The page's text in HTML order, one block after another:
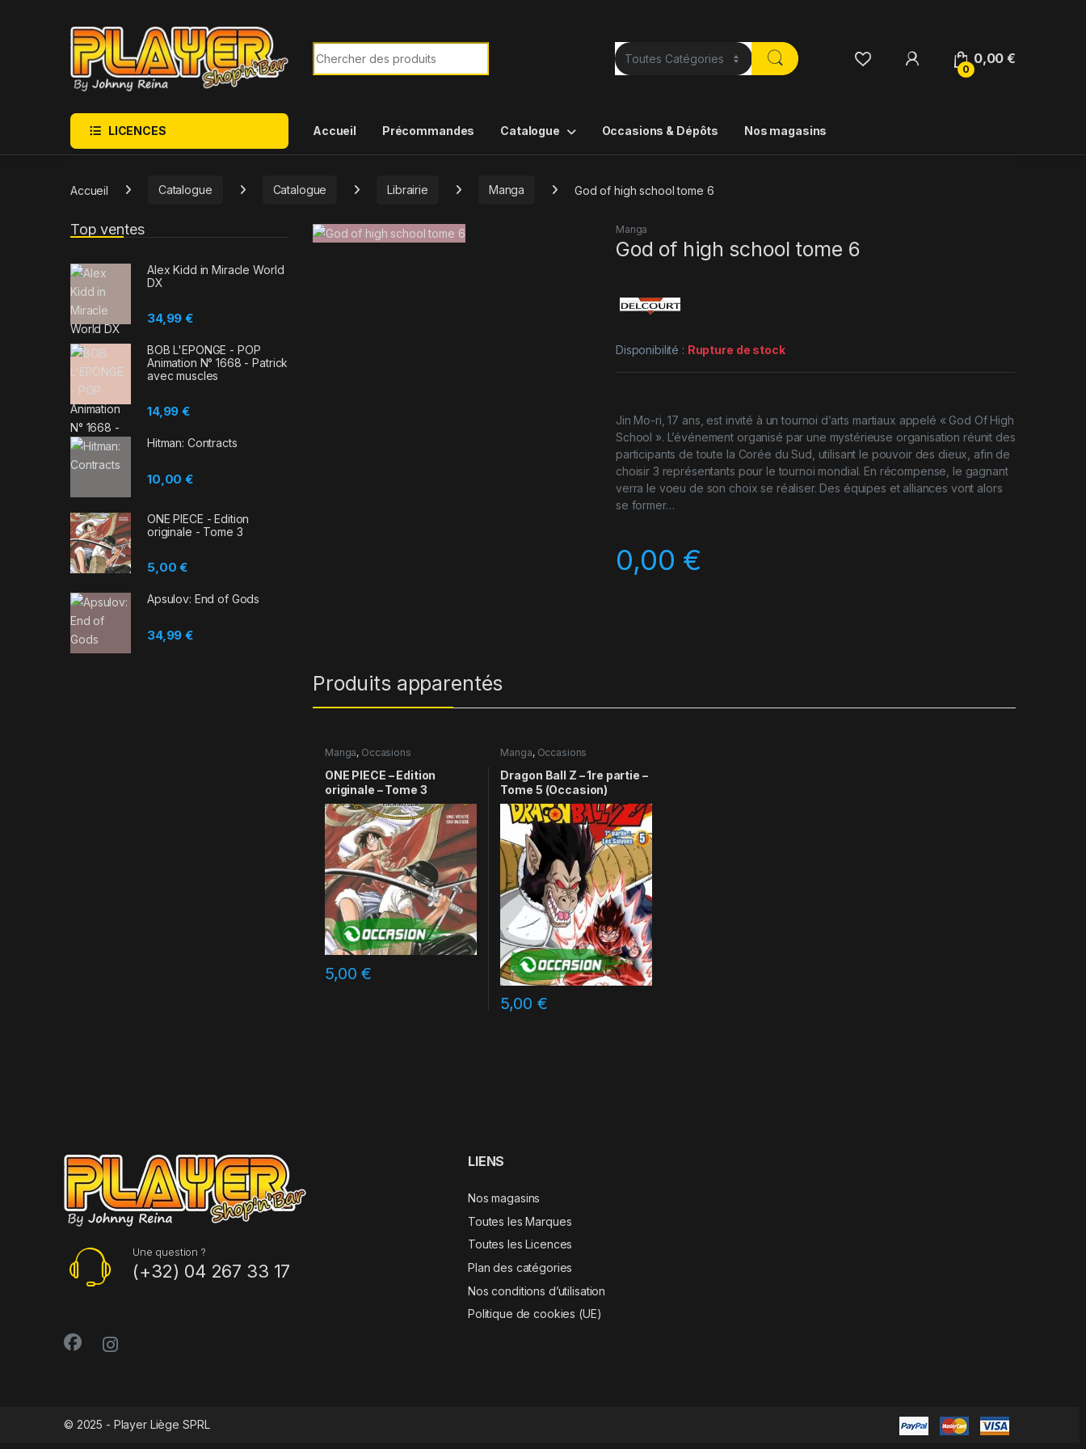
Recherche de :
0
0,00€
LICENCES Accueil Précommandes Catalogue Occasions & Dépôts Nos magasins
Accueil Catalogue Catalogue Librairie Manga God of high school tome 6
Manga
God of high school tome 6
Disponibilité : Rupture de stock
Jin Mo-ri, 17 ans, est invité à un tournoi d’arts martiaux appelé « God Of High
School ». L’événement organisé par une mystérieuse organisation réunit des
participants de toute la Corée du Sud, utilisant le pouvoir des dieux, afin de
choisir 3 représentants pour le tournoi mondial. En récompense, le gagnant
verra le voeu de son choix se réaliser. Des équipes et alliances vont alors
se former…
0,00 €
Produits apparentés
Manga, Occasions
ONE PIECE – Edition
originale – Tome 3
5,00€
Manga, Occasions
Dragon Ball Z – 1re partie –
Tome 5 (Occasion)
5,00 €
Top ventes
Alex Kidd in Miracle World
DX
34,99€
BOB L'EPONGE - POP
Animation N° 1668 - Patrick
avec muscles
14,99€
Hitman: Contracts
10,00€
ONE PIECE - Edition
originale - Tome 3
5,00€
Apsulov: End of Gods
34,99€
Une question ?
(+32) 04 267 33 17
LIENS
Nos magasins
Toutes les Marques
Toutes les Licences
Plan des catégories
Nos conditions d’utilisation
Politique de cookies (UE)
© 2025 - Player Liège SPRL